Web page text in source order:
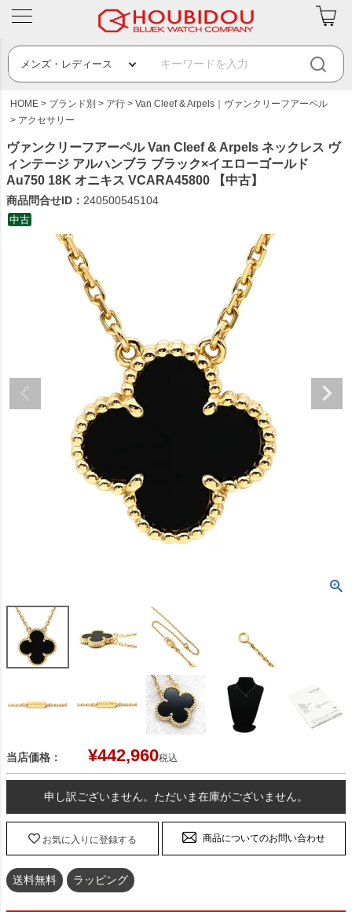
HOME ブランド別 ア行
Van Cleef & Arpels｜ヴァンクリーフアーペル
アクセサリー
ヴァンクリーフアーペル Van Cleef & Arpels ネックレス ヴ
ィンテージ アルハンブラ ブラック×イエローゴールド
Au750 18K オニキス VCARA45800 【中古】
商品問合せID： 240500545104
中古
当店価格： ¥442,960税込
申し訳ございません。ただいま在庫がございません。
お気に入りに登録する 商品についてのお問い合わせ
送料無料 ラッピング